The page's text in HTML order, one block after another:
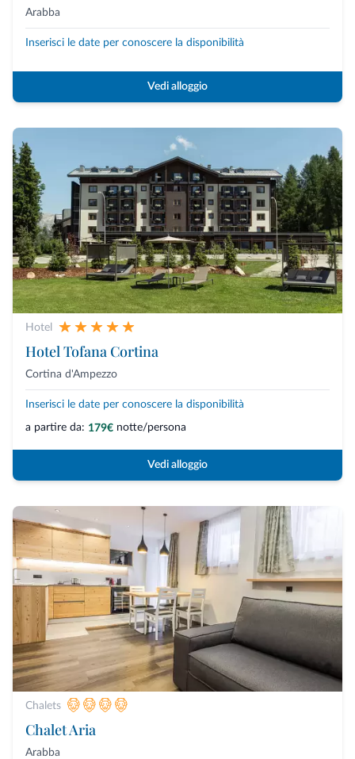
Arabba
Inserisci le date per conoscere la disponibilità
Vedi alloggio
Hotel
Hotel Tofana Cortina
Cortina d'Ampezzo
Inserisci le date per conoscere la disponibilità
a partire da: 179€ notte/persona
Vedi alloggio
Chalets
Chalet Aria
Arabba